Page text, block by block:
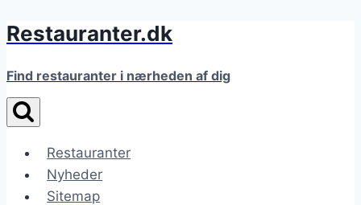
Fortsæt
indhold
Restauranter.dk
Find restauranter i nærheden af dig
Restauranter
Nyheder
Sitemap